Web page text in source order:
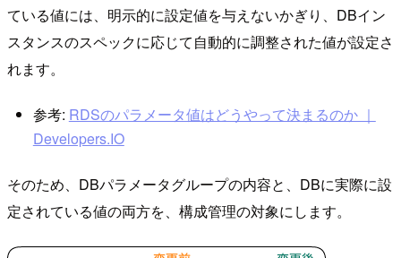
ている値には、明示的に設定値を与えないかぎり、DBイン
スタンスのスペックに応じて自動的に調整された値が設定さ
れます。
参考: RDSのパラメータ値はどうやって決まるのか ｜
Developers.IO
そのため、DBパラメータグループの内容と、DBに実際に設
定されている値の両方を、構成管理の対象にします。